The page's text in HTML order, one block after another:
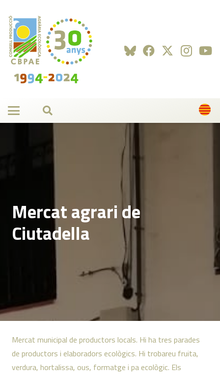
Mercat agrari de
Ciutadella
Mercat municipal de productors locals. Hi ha tres parades
de productors i elaboradors ecològics. Hi trobareu fruita,
verdura, hortalissa, ous, formatge i pa ecològic. Els